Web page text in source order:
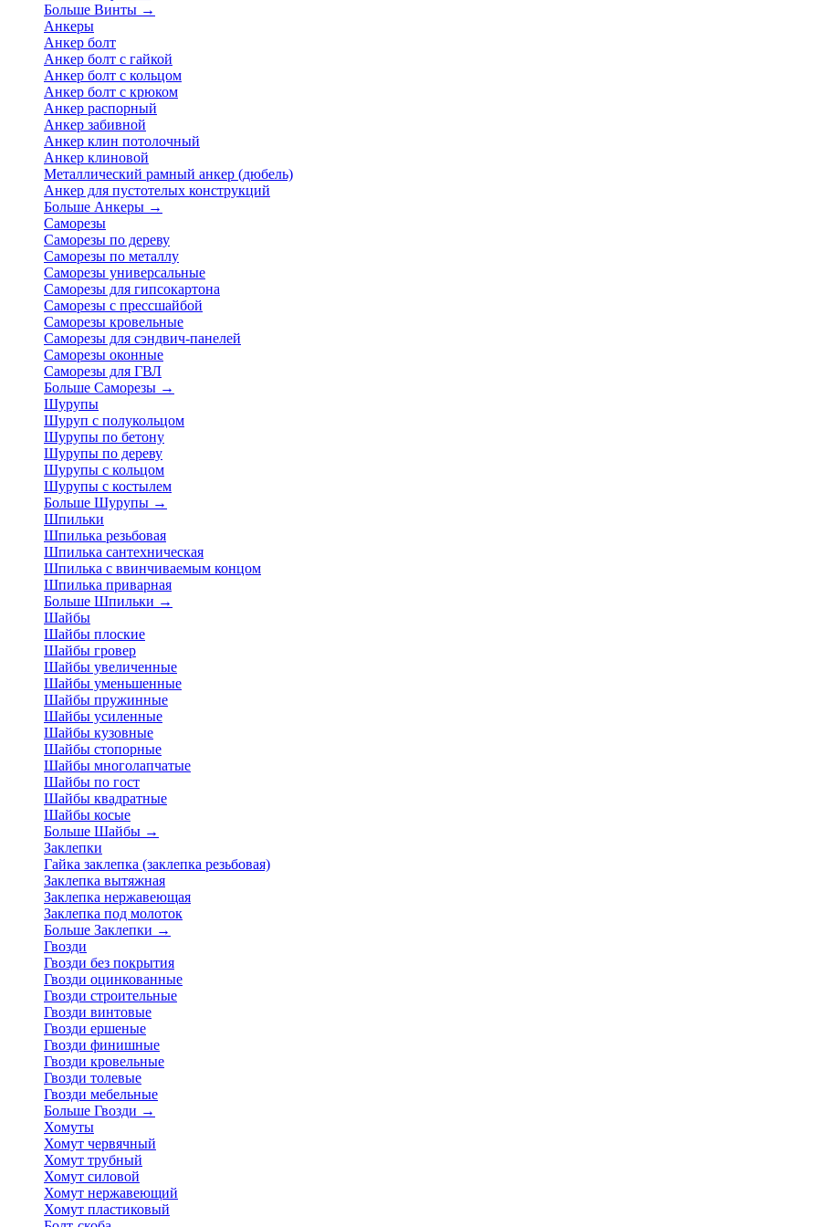
Больше Винты →
Анкеры
Анкер болт
Анкер болт с гайкой
Анкер болт с кольцом
Анкер болт с крюком
Анкер распорный
Анкер забивной
Анкер клин потолочный
Анкер клиновой
Металлический рамный анкер (дюбель)
Анкер для пустотелых конструкций
Больше Анкеры →
Саморезы
Саморезы по дереву
Саморезы по металлу
Саморезы универсальные
Саморезы для гипсокартона
Саморезы с прессшайбой
Саморезы кровельные
Саморезы для сэндвич-панелей
Саморезы оконные
Саморезы для ГВЛ
Больше Саморезы →
Шурупы
Шуруп с полукольцом
Шурупы по бетону
Шурупы по дереву
Шурупы с кольцом
Шурупы с костылем
Больше Шурупы →
Шпильки
Шпилька резьбовая
Шпилька сантехническая
Шпилька с ввинчиваемым концом
Шпилька приварная
Больше Шпильки →
Шайбы
Шайбы плоские
Шайбы гровер
Шайбы увеличенные
Шайбы уменьшенные
Шайбы пружинные
Шайбы усиленные
Шайбы кузовные
Шайбы стопорные
Шайбы многолапчатые
Шайбы по гост
Шайбы квадратные
Шайбы косые
Больше Шайбы →
Заклепки
Гайка заклепка (заклепка резьбовая)
Заклепка вытяжная
Заклепка нержавеющая
Заклепка под молоток
Больше Заклепки →
Гвозди
Гвозди без покрытия
Гвозди оцинкованные
Гвозди строительные
Гвозди винтовые
Гвозди ершеные
Гвозди финишные
Гвозди кровельные
Гвозди толевые
Гвозди мебельные
Больше Гвозди →
Хомуты
Хомут червячный
Хомут трубный
Хомут силовой
Хомут нержавеющий
Хомут пластиковый